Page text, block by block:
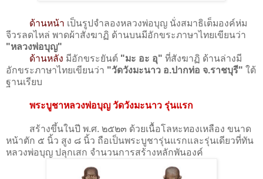
ด้านหน้า เป็นรูปจำลองหลวงพ่อบุญ นั่งสมาธิเต็มองค์ห่ม
จีวรลดไหล่ พาดผ้าสังฆาฏิ ด้านบนมีอักขระภาษาไทยเขียนว่า
"หลวงพ่อบุญ"
ด้านหลัง มีอักขระยันต์ "มะ อะ อุ" ที่สังฆาฏิ ด้านล่างมี
อักขระภาษาไทยเขียนว่า "วัดวังมะนาว อ.ปากท่อ จ.ราชบุรี" ใต้
ฐานเรียบ
พระบูชาหลวงพ่อบุญ วัดวังมะนาว รุ่นแรก
สร้างขึ้นในปี พ.ศ. ๒๕๒๓ ด้วยเนื้อโลหะทองเหลือง ขนาด
หน้าตัก ๕ นิ้ว สูง ๘ นิ้ว ถือเป็นพระบูชารุ่นแรกและรุ่นเดียวที่ทัน
หลวงพ่อบุญ ปลุกเสก จำนวนการสร้างหลักพันองค์